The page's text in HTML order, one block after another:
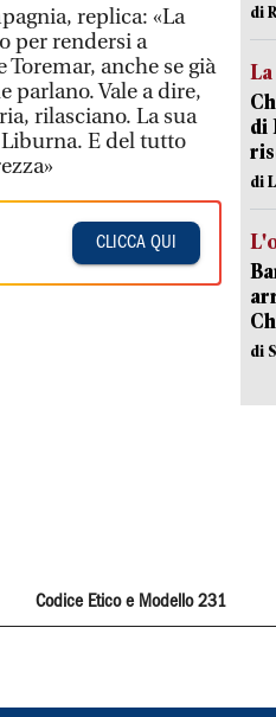
replica: «La
per rendersi a
anche se già
parlano. Vale a dire,
rilasciano. La sua
E del tutto
CLICCA QUI
di
di
di
di
Codice Etico e Modello 231